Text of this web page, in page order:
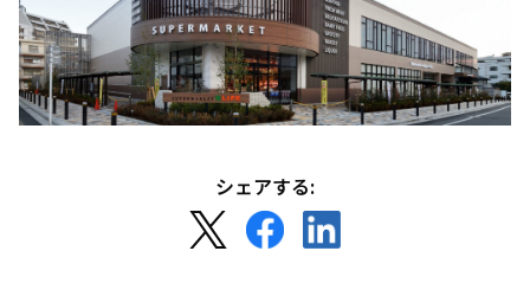
シェアする:
し
新
し